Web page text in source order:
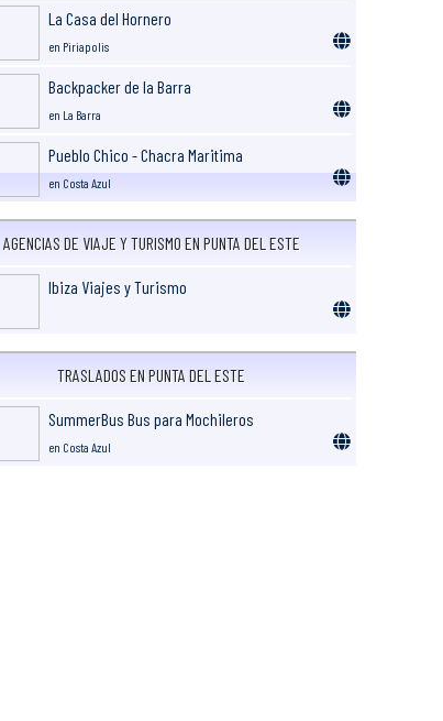
La Casa del Hornero
en Piriapolis
Backpacker de la Barra
en La Barra
Pueblo Chico - Chacra Maritima
en Costa Azul
AGENCIAS DE VIAJE Y TURISMO EN PUNTA DEL ESTE
Ibiza Viajes y Turismo
TRASLADOS EN PUNTA DEL ESTE
SummerBus Bus para Mochileros
en Costa Azul